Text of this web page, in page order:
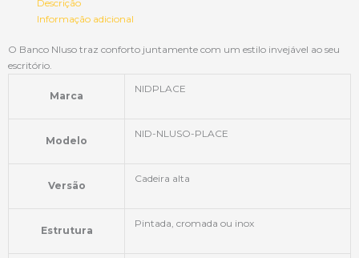
Descrição
Informação adicional
O Banco Nluso traz conforto juntamente com um estilo invejável ao seu
escritório.
Marca
NIDPLACE
Modelo
NID-NLUSO-PLACE
Versão
Cadeira alta
Estrutura
Pintada, cromada ou inox